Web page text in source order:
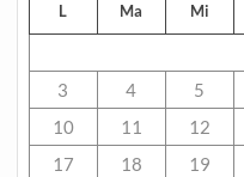
L Ma Mi
3
4 5
10
11 12
17
18 19